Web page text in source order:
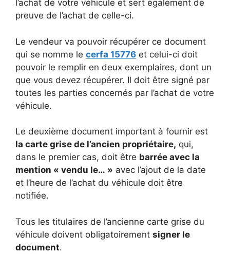
l’achat de votre véhicule et sert également de
preuve de l’achat de celle-ci.
Le vendeur va pouvoir récupérer ce document
qui se nomme le cerfa 15776 et celui-ci doit
pouvoir le remplir en deux exemplaires, dont un
que vous devez récupérer. Il doit être signé par
toutes les parties concernés par l’achat de votre
véhicule.
Le deuxième document important à fournir est
la carte grise de l’ancien propriétaire, qui,
dans le premier cas, doit être barrée avec la
mention « vendu le… » avec l’ajout de la date
et l’heure de l’achat du véhicule doit être
notifiée.
Tous les titulaires de l’ancienne carte grise du
véhicule doivent obligatoirement signer le
document.